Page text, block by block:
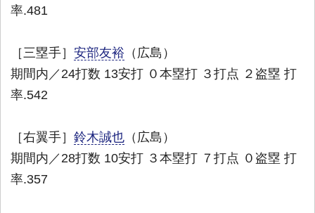
率.481
［三塁手］ 安部友裕 （広島）
期間内／24打数 13安打 ０本塁打 ３打点 ２盗塁 打
率.542
［右翼手］ 鈴木誠也 （広島）
期間内／28打数 10安打 ３本塁打 ７打点 ０盗塁 打
率.357